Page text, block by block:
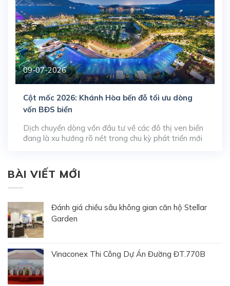
09-07-2026
Cột mốc 2026: Khánh Hòa bến đỗ tối ưu dòng
vốn BĐS biển
Dịch chuyển dòng vốn đầu tư về các đô thị ven biển
đang là xu hướng rõ nét trong chu kỳ phát triển mới
sành sỏi bắt đầu đặt lên bàn cân so sánh […]
BÀI VIẾT MỚI
Đánh giá chiều sâu không gian căn hộ Stellar
Garden
Vinaconex Thi Công Dự Án Đường ĐT.770B